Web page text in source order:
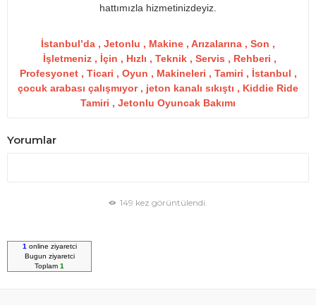
hattımızla hizmetinizdeyiz.
İstanbul’da , Jetonlu , Makine , Arızalarına , Son ,
İşletmeniz , İçin , Hızlı , Teknik , Servis , Rehberi ,
Profesyonet , Ticari , Oyun , Makineleri , Tamiri , İstanbul ,
çocuk arabası çalışmıyor , jeton kanalı sıkıştı , Kiddie Ride
Tamiri , Jetonlu Oyuncak Bakımı
Yorumlar
149 kez görüntülendi.
1online ziyaretci
Bugun ziyaretci
Toplam 1